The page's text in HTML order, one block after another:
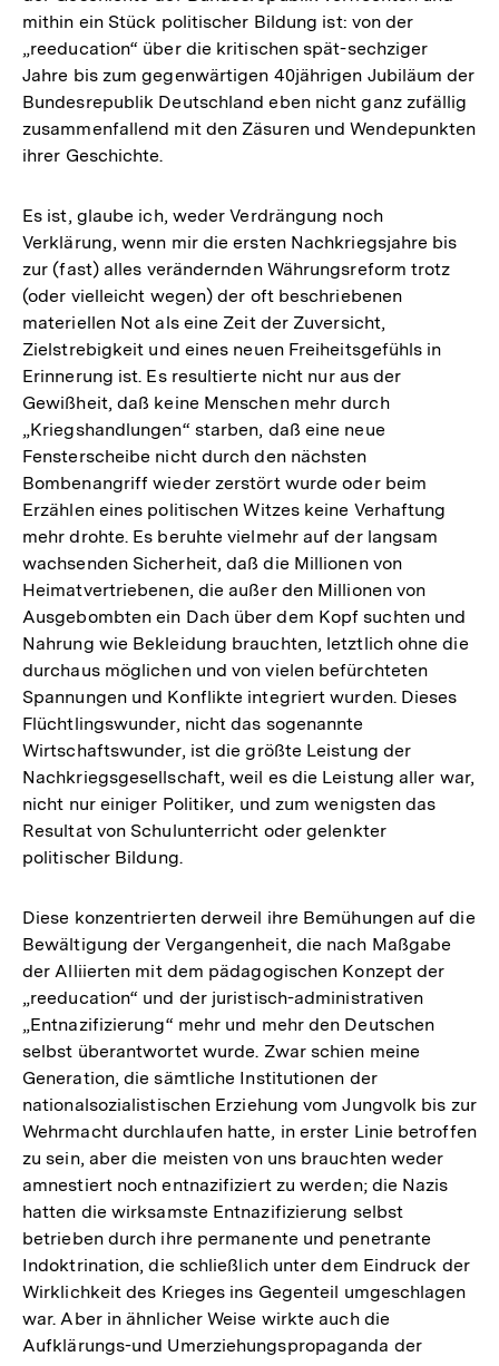
mithin ein Stück politischer Bildung ist: von der
„reeducation“ über die kritischen spät-sechziger
Jahre bis zum gegenwärtigen 40jährigen Jubiläum der
Bundesrepublik Deutschland eben nicht ganz zufällig
zusammenfallend mit den Zäsuren und Wendepunkten
ihrer Geschichte.
Es ist, glaube ich, weder Verdrängung noch
Verklärung, wenn mir die ersten Nachkriegsjahre bis
zur (fast) alles verändernden Währungsreform trotz
(oder vielleicht wegen) der oft beschriebenen
materiellen Not als eine Zeit der Zuversicht,
Zielstrebigkeit und eines neuen Freiheitsgefühls in
Erinnerung ist. Es resultierte nicht nur aus der
Gewißheit, daß keine Menschen mehr durch
„Kriegshandlungen“ starben, daß eine neue
Fensterscheibe nicht durch den nächsten
Bombenangriff wieder zerstört wurde oder beim
Erzählen eines politischen Witzes keine Verhaftung
mehr drohte. Es beruhte vielmehr auf der langsam
wachsenden Sicherheit, daß die Millionen von
Heimatvertriebenen, die außer den Millionen von
Ausgebombten ein Dach über dem Kopf suchten und
Nahrung wie Bekleidung brauchten, letztlich ohne die
durchaus möglichen und von vielen befürchteten
Spannungen und Konflikte integriert wurden. Dieses
Flüchtlingswunder, nicht das sogenannte
Wirtschaftswunder, ist die größte Leistung der
Nachkriegsgesellschaft, weil es die Leistung aller war,
nicht nur einiger Politiker, und zum wenigsten das
Resultat von Schulunterricht oder gelenkter
politischer Bildung.
Diese konzentrierten derweil ihre Bemühungen auf die
Bewältigung der Vergangenheit, die nach Maßgabe
der Alliierten mit dem pädagogischen Konzept der
„reeducation“ und der juristisch-administrativen
„Entnazifizierung“ mehr und mehr den Deutschen
selbst überantwortet wurde. Zwar schien meine
Generation, die sämtliche Institutionen der
nationalsozialistischen Erziehung vom Jungvolk bis zur
Wehrmacht durchlaufen hatte, in erster Linie betroffen
zu sein, aber die meisten von uns brauchten weder
amnestiert noch entnazifiziert zu werden; die Nazis
hatten die wirksamste Entnazifizierung selbst
betrieben durch ihre permanente und penetrante
Indoktrination, die schließlich unter dem Eindruck der
Wirklichkeit des Krieges ins Gegenteil umgeschlagen
war. Aber in ähnlicher Weise wirkte auch die
Aufklärungs-und Umerziehungspropaganda der